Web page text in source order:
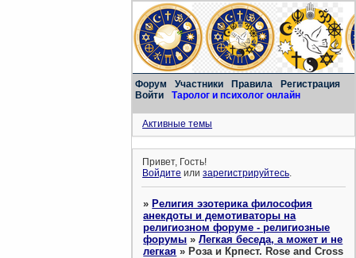
Форум Участники Правила
Регистрация
Войти
Таролог и психолог онлайн
Активные темы
Привет, Гость!
Войдите илизарегистрируйтесь.
»Религия эзотерика философия
анекдоты и демотиваторы на
религиозном форуме - религиозные
форумы »Легкая беседа, а может и не
легкая »Роза и Крпест. Rose and Cross